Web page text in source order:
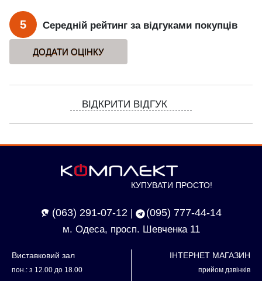
5 Середній рейтинг за відгуками покупців
ВІДКРИТИ ВІДГУК
КУПУВАТИ ПРОСТО!
(063) 291-07-12 (095) 777-44-14
м. Одеса, просп. Шевченка 11
Виставковий зал
пон.: з 12.00 до 18.00
ІНТЕРНЕТ МАГАЗИН
прийом дзвінків